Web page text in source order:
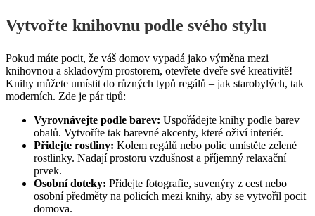
Vytvořte knihovnu podle svého stylu
Pokud máte pocit, že váš domov vypadá jako výměna mezi
knihovnou a skladovým prostorem, otevřete dveře své kreativitě!
Knihy můžete umístit do různých typů regálů – jak starobylých, tak
moderních. Zde je pár tipů:
Vyrovnávejte podle barev: Uspořádejte knihy podle barev
obalů. Vytvoříte tak barevné akcenty, které oživí interiér.
Přidejte rostliny: Kolem regálů nebo polic umístěte zelené
rostlinky. Nadají prostoru vzdušnost a příjemný relaxační
prvek.
Osobní doteky: Přidejte fotografie, suvenýry z cest nebo
osobní předměty na policích mezi knihy, aby se vytvořil pocit
domova.